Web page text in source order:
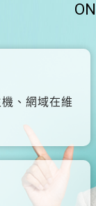
、網域在維